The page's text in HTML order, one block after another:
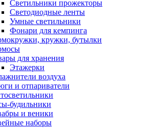
Светильники прожекторы
Светодиодные ленты
Умные светильники
Фонари для кемпинга
кружки, бутылки
для хранения
Этажерки
воздуха
и отпариватели
будильники
и веники
наборы